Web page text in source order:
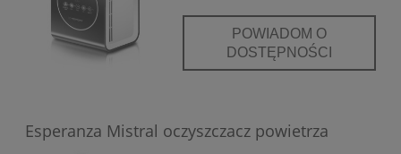
POWIADOM O
DOSTĘPNOŚCI
Esperanza Mistral oczyszczacz powietrza